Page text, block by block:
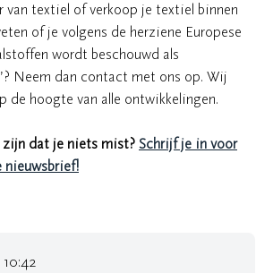
van textiel of verkoop je textiel binnen
of je volgens de herziene Europese
wordt beschouwd als
Neem dan contact met ons op. Wij
de hoogte van alle ontwikkelingen.
zijn dat je niets mist? Schrijf je in voor
nieuwsbrief!